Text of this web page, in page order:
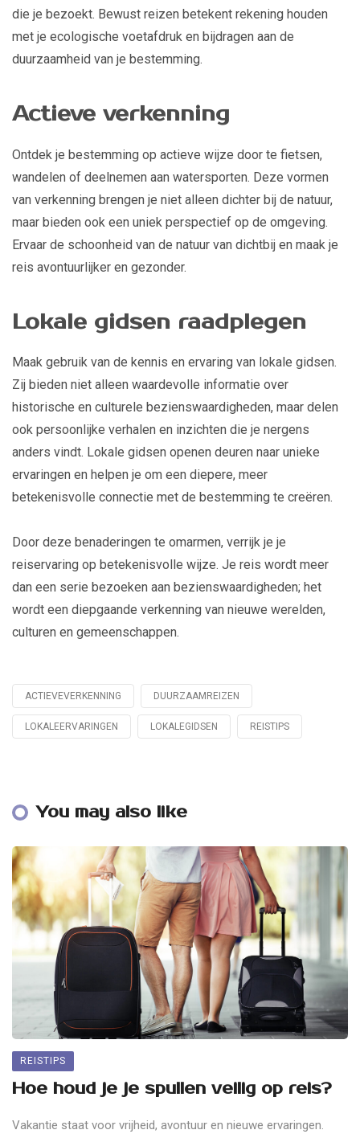
die je bezoekt. Bewust reizen betekent rekening houden
met je ecologische voetafdruk en bijdragen aan de
duurzaamheid van je bestemming.
Actieve verkenning
Ontdek je bestemming op actieve wijze door te fietsen,
wandelen of deelnemen aan watersporten. Deze vormen
van verkenning brengen je niet alleen dichter bij de natuur,
maar bieden ook een uniek perspectief op de omgeving.
Ervaar de schoonheid van de natuur van dichtbij en maak je
reis avontuurlijker en gezonder.
Lokale gidsen raadplegen
Maak gebruik van de kennis en ervaring van lokale gidsen.
Zij bieden niet alleen waardevolle informatie over
historische en culturele bezienswaardigheden, maar delen
ook persoonlijke verhalen en inzichten die je nergens
anders vindt. Lokale gidsen openen deuren naar unieke
ervaringen en helpen je om een diepere, meer
betekenisvolle connectie met de bestemming te creëren.
Door deze benaderingen te omarmen, verrijk je je
reiservaring op betekenisvolle wijze. Je reis wordt meer
dan een serie bezoeken aan bezienswaardigheden; het
wordt een diepgaande verkenning van nieuwe werelden,
culturen en gemeenschappen.
Tagged
with
ACTIEVEVERKENNING DUURZAAMREIZEN
LOKALEERVARINGEN LOKALEGIDSEN REISTIPS
You may also like
REISTIPS
Hoe houd je je spullen veilig op reis?
Vakantie staat voor vrijheid, avontuur en nieuwe ervaringen.